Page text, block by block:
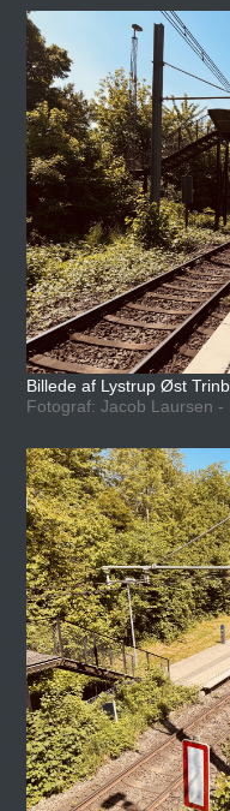
Billede af Lystrup Øst
Fotograf: Jacob Laursen